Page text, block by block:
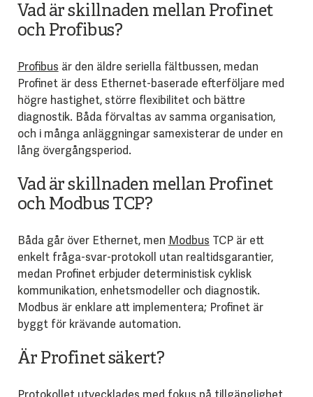
Vad är skillnaden mellan Profinet
och Profibus?
Profibus är den äldre seriella fältbussen, medan
Profinet är dess Ethernet-baserade efterföljare med
högre hastighet, större flexibilitet och bättre
diagnostik. Båda förvaltas av samma organisation,
och i många anläggningar samexisterar de under en
lång övergångsperiod.
Vad är skillnaden mellan Profinet
och Modbus TCP?
Båda går över Ethernet, men Modbus TCP är ett
enkelt fråga-svar-protokoll utan realtidsgarantier,
medan Profinet erbjuder deterministisk cyklisk
kommunikation, enhetsmodeller och diagnostik.
Modbus är enklare att implementera; Profinet är
byggt för krävande automation.
Är Profinet säkert?